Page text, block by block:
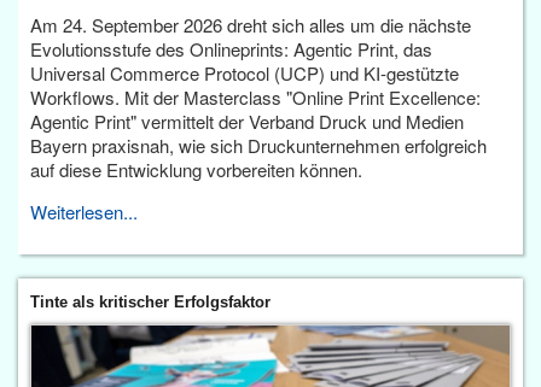
Am 24. September 2026 dreht sich alles um die nächste
Evolutionsstufe des Onlineprints: Agentic Print, das
Universal Commerce Protocol (UCP) und KI-gestützte
Workflows. Mit der Masterclass "Online Print Excellence:
Agentic Print" vermittelt der Verband Druck und Medien
Bayern praxisnah, wie sich Druckunternehmen erfolgreich
auf diese Entwicklung vorbereiten können.
Weiterlesen...
Tinte als kritischer Erfolgsfaktor